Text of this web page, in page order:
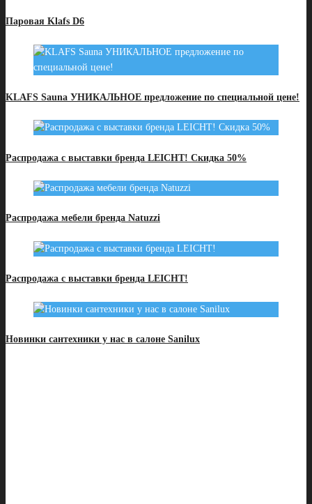
Паровая Klafs D6
KLAFS Sauna УНИКАЛЬНОЕ предложение по специальной цене!
Распродажа с выставки бренда LEICHT! Скидка 50%
Распродажа мебели бренда Natuzzi
Распродажа с выставки бренда LEICHT!
Новинки сантехники у нас в салоне Sanilux